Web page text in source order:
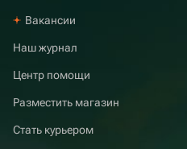
Вакансии
Наш журнал
Центр помощи
Разместить магазин
Стать курьером